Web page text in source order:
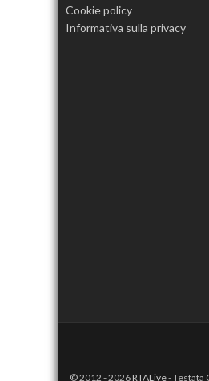
Cookie policy
Informativa sulla privacy
© 2012 - 2026RTALive- Testata